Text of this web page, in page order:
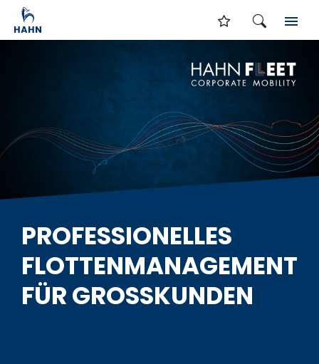
PROFESSIONELLES
FLOTTENMANAGEMENT
FÜR GROSSKUNDEN